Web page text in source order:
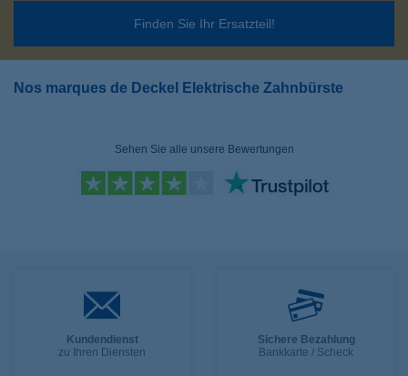
Finden Sie Ihr Ersatzteil!
Nos marques de Deckel Elektrische Zahnbürste
Sehen Sie alle unsere Bewertungen
Kundendienst
zu Ihren Diensten
Sichere Bezahlung
Bankkarte / Scheck